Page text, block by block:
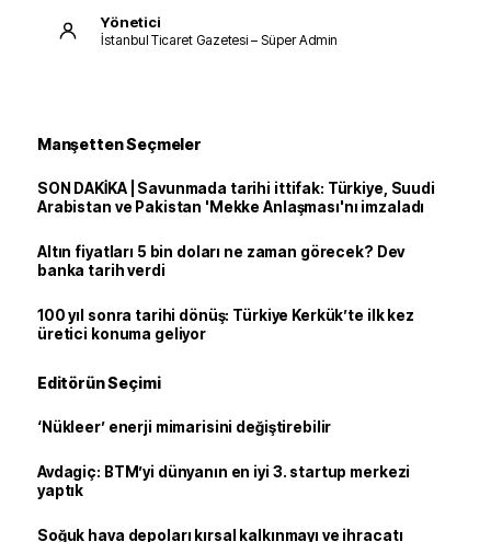
Yönetici
İstanbul Ticaret Gazetesi – Süper Admin
Manşetten Seçmeler
SON DAKİKA | Savunmada tarihi ittifak: Türkiye, Suudi
Arabistan ve Pakistan 'Mekke Anlaşması'nı imzaladı
Altın fiyatları 5 bin doları ne zaman görecek? Dev
banka tarih verdi
100 yıl sonra tarihi dönüş: Türkiye Kerkük’te ilk kez
üretici konuma geliyor
Editörün Seçimi
‘Nükleer’ enerji mimarisini değiştirebilir
Avdagiç: BTM’yi dünyanın en iyi 3. startup merkezi
yaptık
Soğuk hava depoları kırsal kalkınmayı ve ihracatı